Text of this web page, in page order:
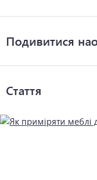
Подивитися
Стаття